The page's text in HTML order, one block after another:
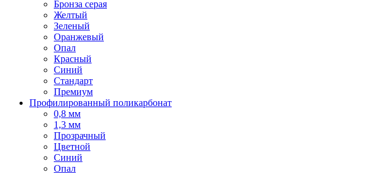
Бронза серая
Желтый
Зеленый
Оранжевый
Опал
Красный
Синий
Стандарт
Премиум
Профилированный поликарбонат
0,8 мм
1,3 мм
Прозрачный
Цветной
Синий
Опал